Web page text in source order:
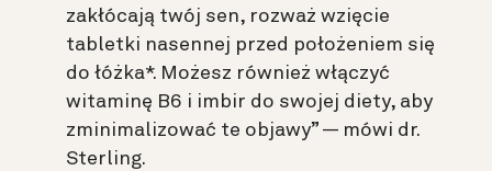
zakłócają twój sen, rozważ wzięcie
tabletki nasennej przed położeniem się
do łóżka*. Możesz również włączyć
witaminę B6 i imbir do swojej diety, aby
zminimalizować te objawy” — mówi dr.
Sterling.